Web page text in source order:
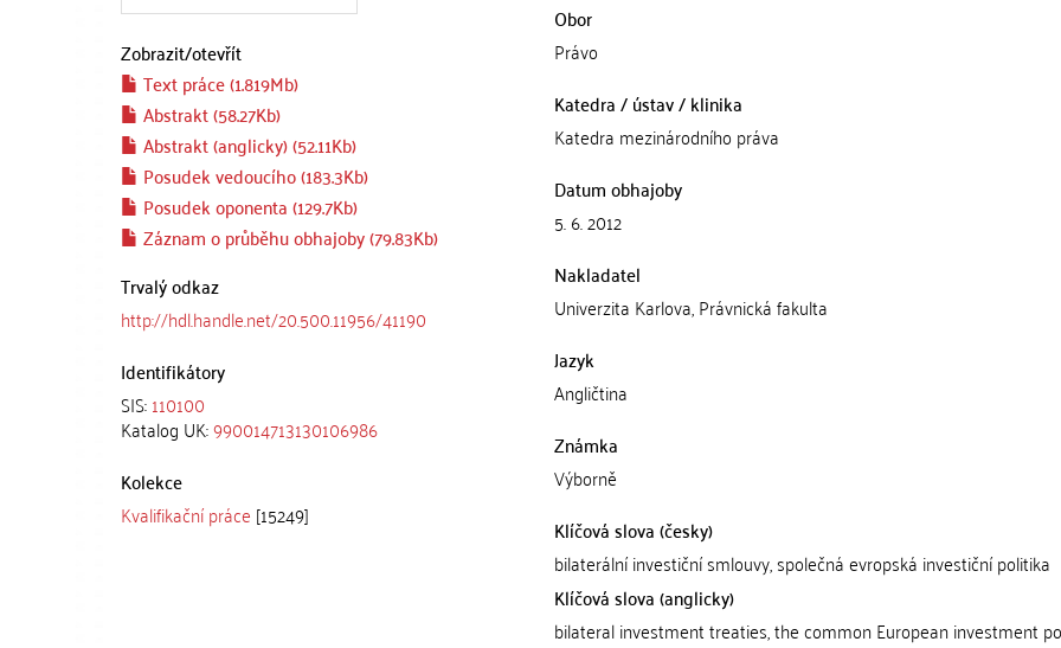
Zobrazit/otevřít
Text práce (1.819Mb)
Abstrakt (58.27Kb)
Abstrakt (anglicky) (52.11Kb)
Posudek vedoucího (183.3Kb)
Posudek oponenta (129.7Kb)
Záznam o průběhu obhajoby (79.83Kb)
Trvalý odkaz
http://hdl.handle.net/20.500.11956/41190
Identifikátory
SIS:110100
Katalog UK:990014713130106986
Kolekce
Kvalifikační práce [15249]
Obor
Právo
Katedra / ústav / klinika
Katedra mezinárodního práva
Datum obhajoby
5. 6. 2012
Nakladatel
Univerzita Karlova, Právnická fakulta
Jazyk
Angličtina
Známka
Výborně
Klíčová slova (česky)
bilaterální investiční smlouvy, společná evropská investiční politika
Klíčová slova (anglicky)
bilateral investment treaties, the common European investment